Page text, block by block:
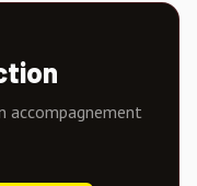
accompagnement